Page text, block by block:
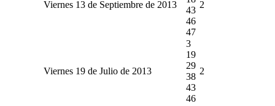
Viernes 13 de Septiembre de 2013
43
46
47
2
Viernes 19 de Julio de 2013
3
19
29
38
43
46
2